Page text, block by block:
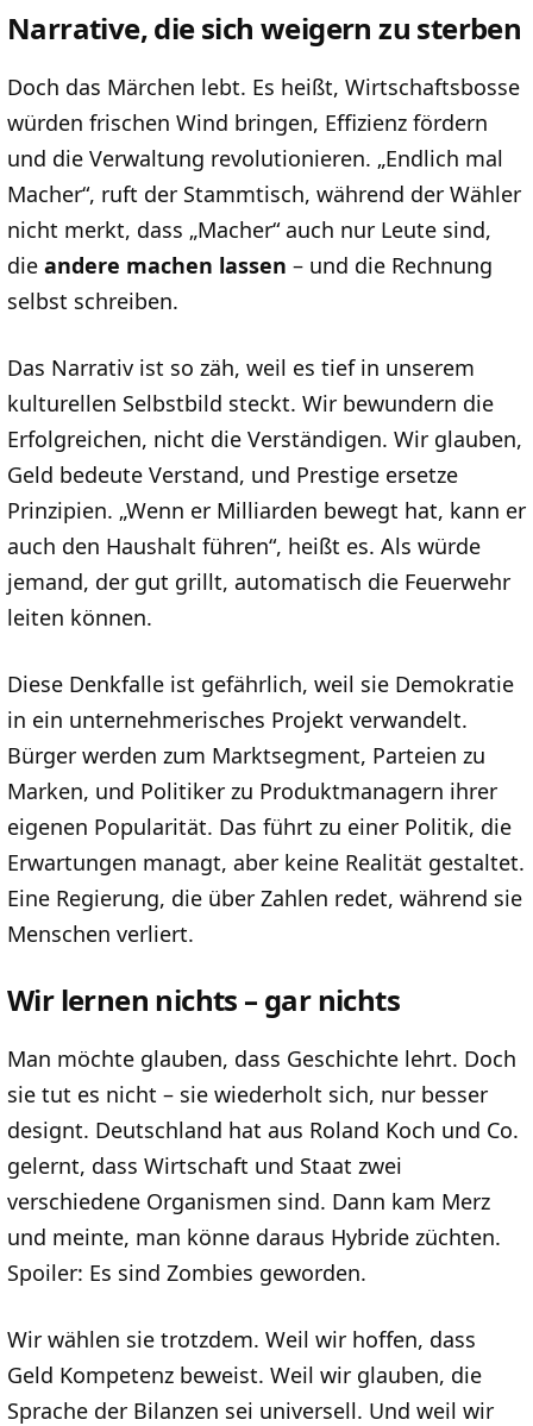
Narrative, die sich weigern zu sterben
Doch das Märchen lebt. Es heißt, Wirtschaftsbosse
würden frischen Wind bringen, Effizienz fördern
und die Verwaltung revolutionieren. „Endlich mal
Macher“, ruft der Stammtisch, während der Wähler
nicht merkt, dass „Macher“ auch nur Leute sind,
die andere machen lassen – und die Rechnung
selbst schreiben.
Das Narrativ ist so zäh, weil es tief in unserem
kulturellen Selbstbild steckt. Wir bewundern die
Erfolgreichen, nicht die Verständigen. Wir glauben,
Geld bedeute Verstand, und Prestige ersetze
Prinzipien. „Wenn er Milliarden bewegt hat, kann er
auch den Haushalt führen“, heißt es. Als würde
jemand, der gut grillt, automatisch die Feuerwehr
leiten können.
Diese Denkfalle ist gefährlich, weil sie Demokratie
in ein unternehmerisches Projekt verwandelt.
Bürger werden zum Marktsegment, Parteien zu
Marken, und Politiker zu Produktmanagern ihrer
eigenen Popularität. Das führt zu einer Politik, die
Erwartungen managt, aber keine Realität gestaltet.
Eine Regierung, die über Zahlen redet, während sie
Menschen verliert.
Wir lernen nichts – gar nichts
Man möchte glauben, dass Geschichte lehrt. Doch
sie tut es nicht – sie wiederholt sich, nur besser
designt. Deutschland hat aus Roland Koch und Co.
gelernt, dass Wirtschaft und Staat zwei
verschiedene Organismen sind. Dann kam Merz
und meinte, man könne daraus Hybride züchten.
Spoiler: Es sind Zombies geworden.
Wir wählen sie trotzdem. Weil wir hoffen, dass
Geld Kompetenz beweist. Weil wir glauben, die
Sprache der Bilanzen sei universell. Und weil wir